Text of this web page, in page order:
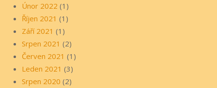
Únor 2022 (1)
Říjen 2021 (1)
Září 2021 (1)
Srpen 2021 (2)
Červen 2021 (1)
Leden 2021 (3)
Srpen 2020 (2)